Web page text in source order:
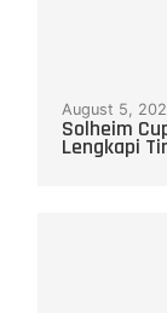
August 5,
Solheim
Lengkapi